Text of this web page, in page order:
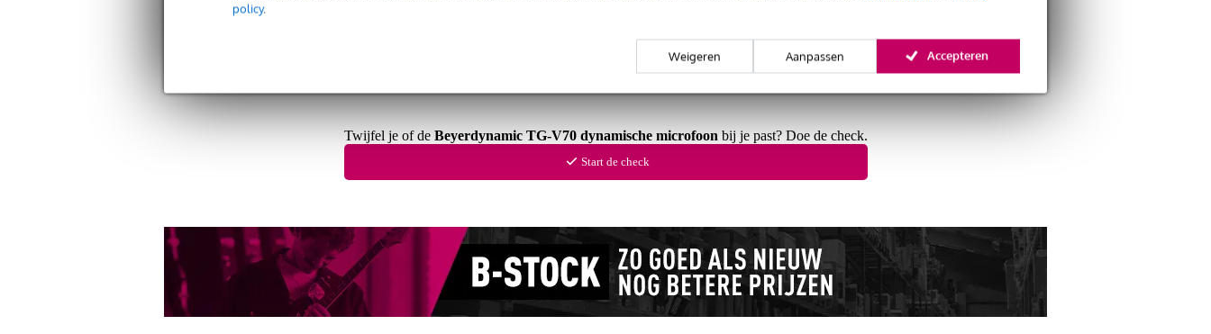
policy.
Weigeren Aanpassen Accepteren
3 jaar Bax Music garantie
Laagste-prijs-garantie
Gratis retourneren
Gratis CO2-neutrale verzending
Twijfel je of de Beyerdynamic TG-V70 dynamische microfoon bij je past? Doe de check.
Start de check